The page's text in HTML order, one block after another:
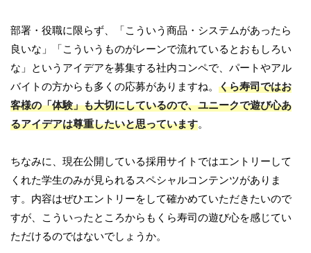
部署・役職に限らず、「こういう商品・システムがあったら
良いな」「こういうものがレーンで流れているとおもしろい
な」というアイデアを募集する社内コンペで、パートやアル
バイトの方からも多くの応募がありますね。 くら寿司ではお
客様の「体験」も大切にしているので、ユニークで遊び心あ
るアイデアは尊重したいと思っています。
ちなみに、現在公開している採用サイトではエントリーして
くれた学生のみが見られるスペシャルコンテンツがありま
す。内容はぜひエントリーをして確かめていただきたいので
すが、こういったところからもくら寿司の遊び心を感じてい
ただけるのではないでしょうか。